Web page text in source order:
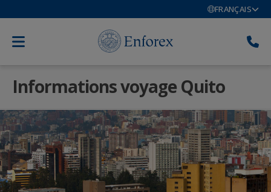
FRANÇAIS
Informations voyage Quito